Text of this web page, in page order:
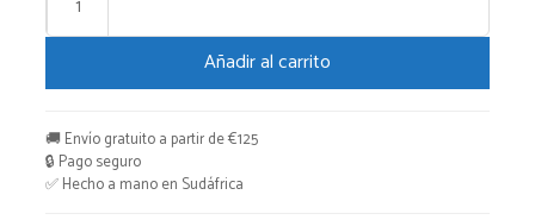
Ladrillo
Keshe
Añadir al carrito
🚚 Envío gratuito a partir de €125
🔒 Pago seguro
✅ Hecho a mano en Sudáfrica